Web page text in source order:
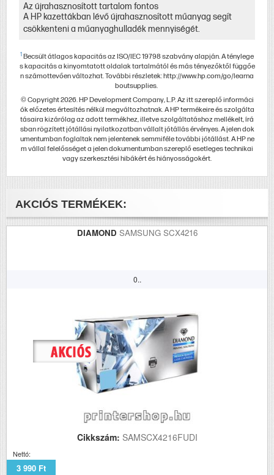
Az újrahasznosított tartalom fontos
A HP kazettákban lévő újrahasznosított műanyag segít
csökkenteni a műanyaghulladék mennyiségét.
1 Becsült átlagos kapacitás az ISO/IEC 19798 szabvány alapján. A ténylege
s kapacitás a kinyomtatott oldalak tartalmától és más tényezőktől függőe
n számottevően változhat. További részletek: http://www.hp.com/go/learna
boutsupplies.
© Copyright 2026. HP Development Company, L.P. Az itt szereplő informáci
ók előzetes értesítés nélkül megváltozhatnak. A HP termékeire és szolgálta
tásaira kizárólag az adott termékhez, illetve szolgáltatáshoz mellékelt, írá
sban rögzített jótállási nyilatkozatban vállalt jótállás érvényes. A jelen dok
umentumban foglaltak nem jelentenek semmiféle további jótállást. A HP ne
m vállal felelősséget a jelen dokumentumban szereplő esetleges technikai
vagy szerkesztési hibákért és hiányosságokért.
AKCIÓS TERMÉKEK:
DIAMOND SAMSUNG SCX4216
0..
Cikkszám: SAMSCX4216FUDI
Nettó:
3 990 Ft